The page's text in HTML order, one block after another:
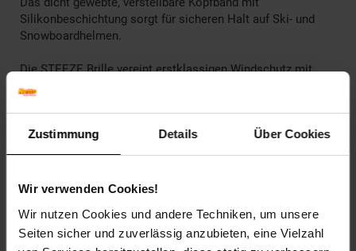
Zustimmung Details Über Cookies
Wir verwenden Cookies!
Wir nutzen Cookies und andere Techniken, um unsere
Seiten sicher und zuverlässig anzubieten, eine Vielzahl
Silikonbeschichtung sorgt für sicheren Halt auf Ski- und
Snowboardhelmen.
Die STEEZE Brille vereint erstklassigen Windschutz mit
erstklassiger Leistung und Komfort. Ideal für alle, die bei
100% UV Schutz, Antibeschlag- und Anti-Bruch-System
Hochwertige HD-Dual-Gläser
180 Grad klare Sicht
Inklusive Aufbewahrungstasche YEAZ POWDER
Artikelnummer: 2755115000